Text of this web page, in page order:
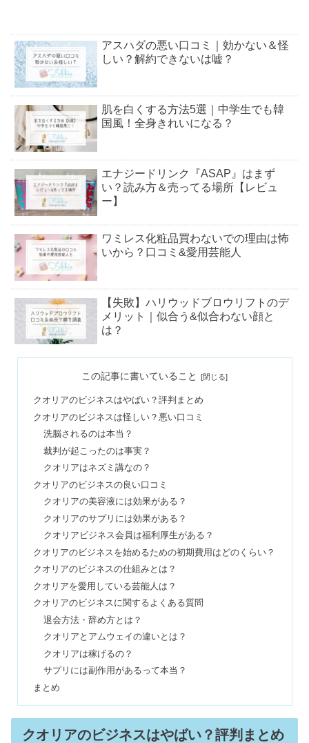
アスハダの悪い口コミ｜効かない＆怪
しい？解約できないは嘘？
肌を白くする方法5選｜中学生でも韓
国風！全身きれいになる？
エナジードリンク『ASAP』はまず
い？読み方＆売ってる場所【レビュ
ー】
ワミレス化粧品買わないでの理由は怖
いから？口コミ&愛用芸能人
【失敗】ハリウッドブロウリフトのデ
メリット｜似合う&似合わない顔と
は？
痛バはダサい？年齢層まとめ
志摩スペイン村はなぜ潰れない？つま
らない・ガラガラの口コミ&閉鎖しな
い理由
プラージュはひどい？料金値上げ・縮
毛矯正の口コミ＆カットの評判
デビルズトリックで黒髪は染まる？混
ぜる使い方はOK？口コミ調査
サロペットコーデ40代は痛い・胸が目
立つ？50代ぽっちゃりはOK？
使い方のコツ＆永久脱毛効果の評判
は？
この記事に書いていること
クオリアのビジネスはやばい？評判まとめ
クオリアのビジネスは怪しい？悪い口コミ
洗脳されるのは本当？
裁判が起こったのは事実？
クオリアはネズミ講なの？
クオリアのビジネスの良い口コミ
クオリアの美容液には効果がある？
クオリアのサプリには効果がある？
クオリアビジネス会員は福利厚生がある？
クオリアのビジネスを始めるための初期費用はどのくらい？
クオリアのビジネスの仕組みとは？
クオリアを愛用している芸能人は？
クオリアのビジネスに関するよくある質問
退会方法・辞め方とは？
クオリアとアムウェイの違いとは？
クオリアは稼げるの？
サプリには副作用があるって本当？
まとめ
クオリアのビジネスはやばい？評判まとめ